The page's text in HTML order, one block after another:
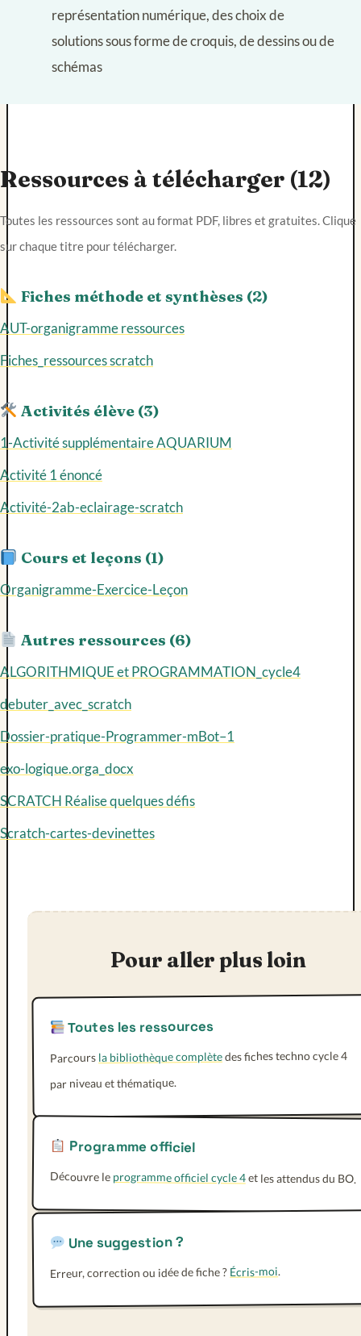
représentation numérique, des choix de
solutions sous forme de croquis, de dessins ou de
schémas
Ressources à télécharger (12)
Toutes les ressources sont au format PDF, libres et gratuites. Clique
sur chaque titre pour télécharger.
Fiches méthode et synthèses (2)
AUT-organigramme ressources
Fiches_ressources scratch
Activités élève (3)
1-Activité supplémentaire AQUARIUM
Activité 1 énoncé
Activité-2ab-eclairage-scratch
Cours et leçons (1)
Organigramme-Exercice-Leçon
Autres ressources (6)
ALGORITHMIQUE et PROGRAMMATION_cycle4
debuter_avec_scratch
Dossier-pratique-Programmer-mBot–1
exo-logique.orga_docx
SCRATCH Réalise quelques défis
Scratch-cartes-devinettes
Pour aller plus loin
Toutes les ressources
Parcours la bibliothèque complètedes fiches techno cycle 4
par niveau et thématique.
Programme officiel
Découvre le programme officiel cycle 4et les attendus du BO.
Une suggestion ?
Erreur, correction ou idée de fiche ? Écris-moi.